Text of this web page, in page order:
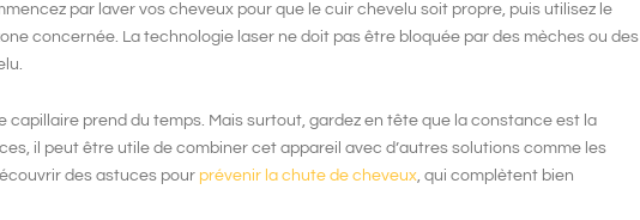
par laver vos cheveux pour que le cuir chevelu soit propre, puis utilisez le
concernée. La technologie laser ne doit pas être bloquée par des mèches ou des
capillaire prend du temps. Mais surtout, gardez en tête que la constance est la
il peut être utile de combiner cet appareil avec d’autres solutions comme les
des astuces pour prévenir la chute de cheveux, qui complètent bien